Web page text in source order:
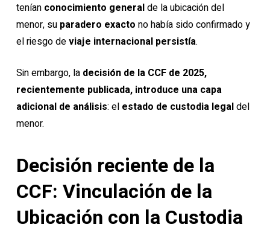
tenían conocimiento generalde la ubicación del
menor, su paradero exacto no había sido confirmado y
el riesgo deviaje internacional persistía.
Sin embargo, la decisión de la CCF de 2025,
recientemente publicada, introduce una capa
adicional de análisis: el estado de custodia legaldel
menor.
Decisión reciente de la
CCF: Vinculación de la
Ubicación con la Custodia